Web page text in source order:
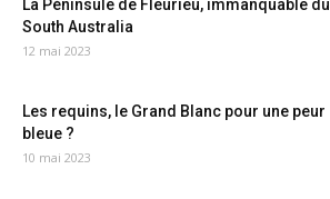
La Péninsule de Fleurieu, immanquable du
South Australia
12 mai 2023
Les requins, le Grand Blanc pour une peur
bleue ?
10 mai 2023